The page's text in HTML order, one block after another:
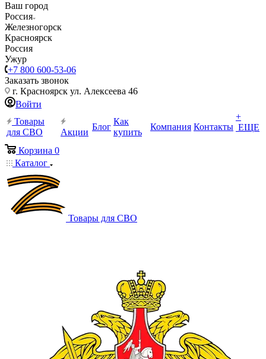
Ваш город
Россия
Железногорск
Красноярск
Россия
Ужур
+7 800 600-53-06
Заказать звонок
г. Красноярск ул. Алексеева 46
Войти
Товары
для СВО
Акции
Блог
Как
купить
Компания Контакты
+
ЕЩЕ
Корзина 0
Каталог
Товары для СВО